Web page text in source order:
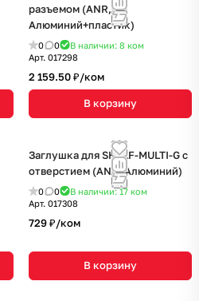
разъемом (ANR,
Алюминий+пластик)
0 0 В наличии: 8 ком
Арт. 017298
2 159.50 ₽/ком
В корзину
Заглушка для SHELF-MULTI-G с
отверстием (ANR, Алюминий)
0 0 В наличии: 17 ком
Арт. 017308
729 ₽/ком
В корзину